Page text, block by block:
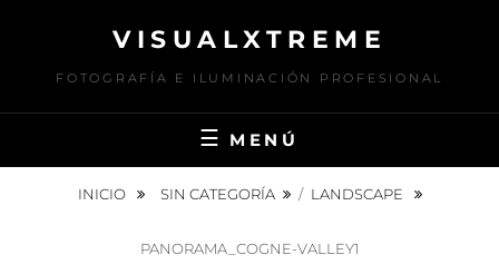
contenido
VISUALXTREME
FOTOGRAFÍA E ILUMINACIÓN PROFESIONAL
MENÚ
INICIO SIN CATEGORÍA / LANDSCAPE
PANORAMA_COGNE-VALLEY1